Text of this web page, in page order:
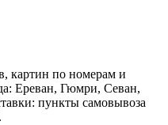
картин по номерам и
Ереван, Гюмри, Севан,
пункты самовывоза